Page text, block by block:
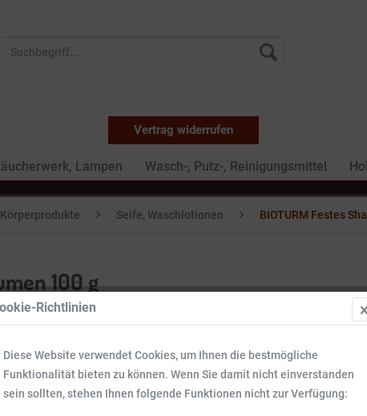
Vertrag widerrufen
Lampen Wasch-, Putz-, Reinigungsmittel
Körperprodukte Seife, Waschlotionen BIOTURM Festes
100 g
9,95 € *
Inhalt:0.1 kg
Preise inkl.
Sofort
Richtlinien
Diese Website verwendet Cookies, um Ihnen die bestmögliche
Funktionalität bieten zu können. Wenn Sie damit nicht einverstanden
sein sollten, stehen Ihnen folgende Funktionen nicht zur Verfügung: